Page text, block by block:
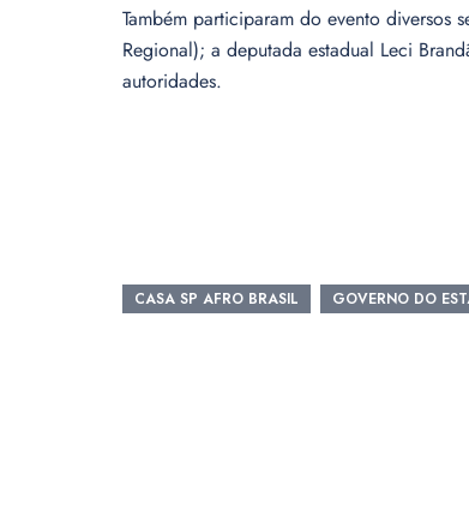
Também participaram do evento diversos
Regional); a deputada estadual Leci
autoridades.
CASA SP AFRO BRASIL GOVERNO DO